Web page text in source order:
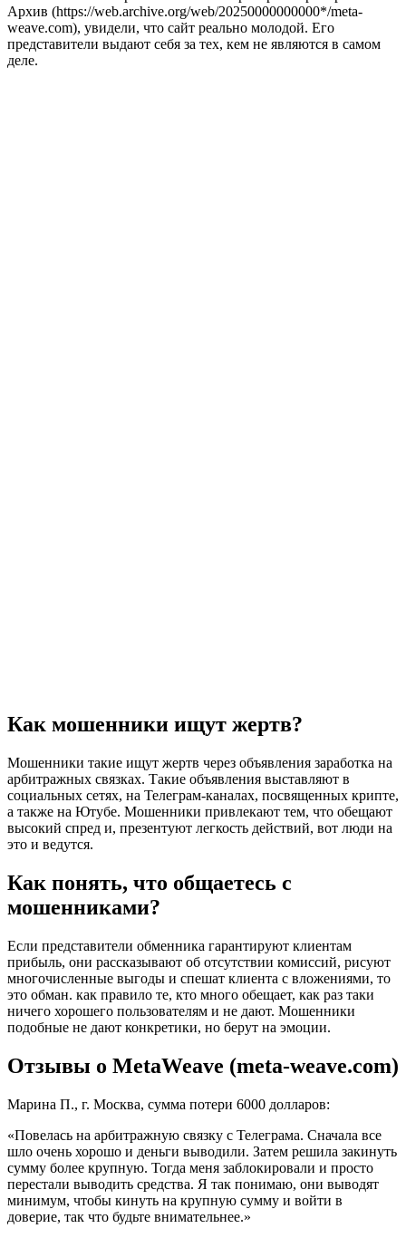
Архив (https://web.archive.org/web/20250000000000*/meta-
weave.com), увидели, что сайт реально молодой. Его
представители выдают себя за тех, кем не являются в самом
деле.
Как мошенники ищут жертв?
Мошенники такие ищут жертв через объявления заработка на
арбитражных связках. Такие объявления выставляют в
социальных сетях, на Телеграм-каналах, посвященных крипте,
а также на Ютубе. Мошенники привлекают тем, что обещают
высокий спред и, презентуют легкость действий, вот люди на
это и ведутся.
Как понять, что общаетесь с
мошенниками?
Если представители обменника гарантируют клиентам
прибыль, они рассказывают об отсутствии комиссий, рисуют
многочисленные выгоды и спешат клиента с вложениями, то
это обман. как правило те, кто много обещает, как раз таки
ничего хорошего пользователям и не дают. Мошенники
подобные не дают конкретики, но берут на эмоции.
Отзывы о MetaWeave (meta-weave.com)
Марина П., г. Москва, сумма потери 6000 долларов:
«Повелась на арбитражную связку с Телеграма. Сначала все
шло очень хорошо и деньги выводили. Затем решила закинуть
сумму более крупную. Тогда меня заблокировали и просто
перестали выводить средства. Я так понимаю, они выводят
минимум, чтобы кинуть на крупную сумму и войти в
доверие, так что будьте внимательнее.»